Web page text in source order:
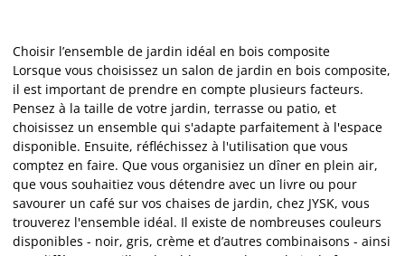
Choisir l’ensemble de jardin idéal en bois composite
Lorsque vous choisissez un salon de jardin en bois composite,
il est important de prendre en compte plusieurs facteurs.
Pensez à la taille de votre jardin, terrasse ou patio, et
choisissez un ensemble qui s'adapte parfaitement à l'espace
disponible. Ensuite, réfléchissez à l'utilisation que vous
comptez en faire. Que vous organisiez un dîner en plein air,
que vous souhaitiez vous détendre avec un livre ou pour
savourer un café sur vos chaises de jardin, chez JYSK, vous
trouverez l'ensemble idéal. Il existe de nombreuses couleurs
disponibles - noir, gris, crème et d’autres combinaisons - ainsi